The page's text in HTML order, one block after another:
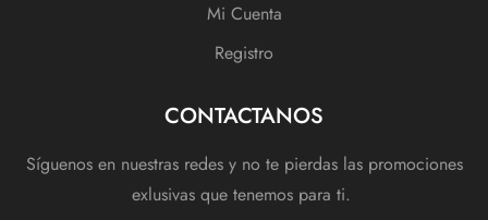
Mi Cuenta
Registro
CONTACTANOS
Síguenos en nuestras redes y no te pierdas las promociones
exlusivas que tenemos para ti.